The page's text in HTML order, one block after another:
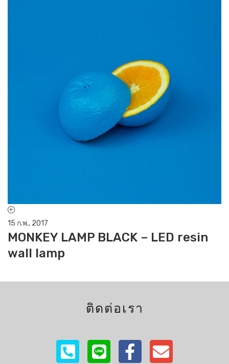
15 ก.พ., 2017
MONKEY LAMP BLACK – LED resin
wall lamp
ติดต่อเรา